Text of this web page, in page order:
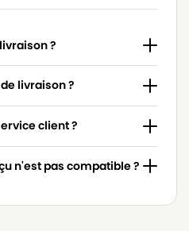
?
livraison ?
client ?
n'est pas compatible ?